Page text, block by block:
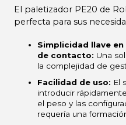
El paletizador PE20 de
perfecta para sus
Simplicidad llave
de contacto: Una
la complejidad de
Facilidad de uso: El
introducir
el peso y las
requería una